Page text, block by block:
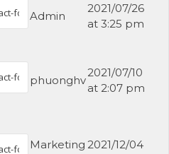
Admin
2021/07/26
at 3:25 pm
phuonghv
2021/07/10
at 2:07 pm
Marketing 2021/12/04